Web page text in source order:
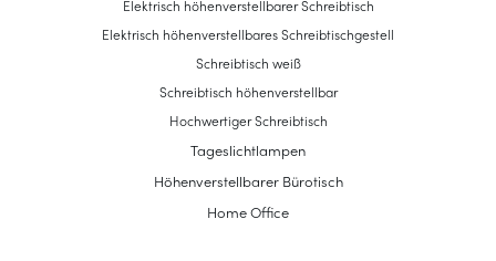
Elektrisch höhenverstellbarer Schreibtisch
Elektrisch höhenverstellbares Schreibtischgestell
Schreibtisch weiß
Schreibtisch höhenverstellbar
Hochwertiger Schreibtisch
Tageslichtlampen
Höhenverstellbarer Bürotisch
Home Office